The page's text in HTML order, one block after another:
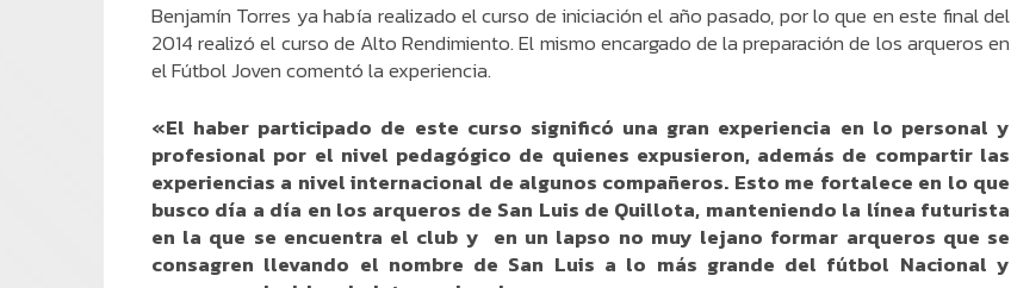
Benjamín Torres ya había realizado el curso de iniciación el año pasado, por lo que en este final del
2014 realizó el curso de Alto Rendimiento. El mismo encargado de la preparación de los arqueros en
el Fútbol Joven comentó la experiencia.
«El haber participado de este curso significó una gran experiencia en lo personal y
profesional por el nivel pedagógico de quienes expusieron, además de compartir las
experiencias a nivel internacional de algunos compañeros. Esto me fortalece en lo que
busco día a día en los arqueros de San Luis de Quillota, manteniendo la línea futurista
en la que se encuentra el club y en un lapso no muy lejano formar arqueros que se
consagren llevando el nombre de San Luis a lo más grande del fútbol Nacional y